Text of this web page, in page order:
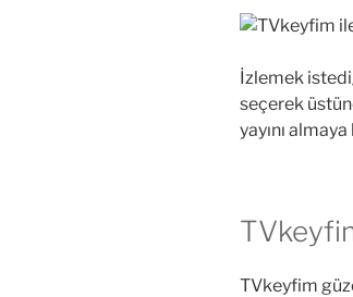
İzlemek
seçerek
yayını almaya
TVkeyfim